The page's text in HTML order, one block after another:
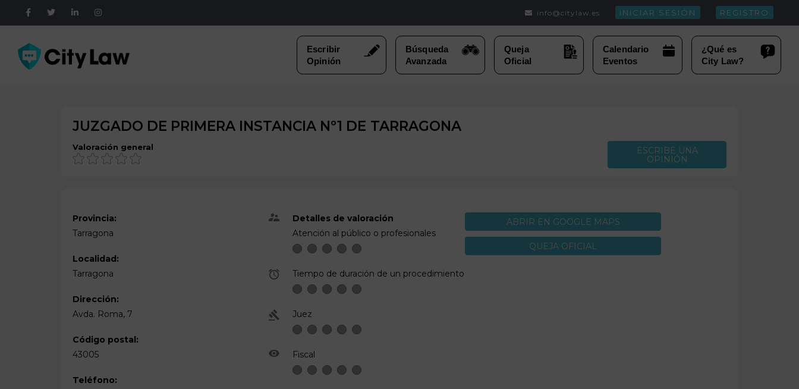
INICIAR SESIÓN REGISTRO
info@citylaw.es
JUZGADO DE PRIMERA INSTANCIA Nº1 DE TARRAGONA
Valoración general
ESCRIBE UNA
OPINIÓN
Provincia:
Tarragona
Localidad:
Tarragona
Dirección:
Avda. Roma, 7
Código postal:
43005
Teléfono:
Detalles de valoración
Atención al público o profesionales
Tiempo de duración de un procedimiento
Juez
Fiscal
ABRIR EN GOOGLE MAPS
QUEJA OFICIAL